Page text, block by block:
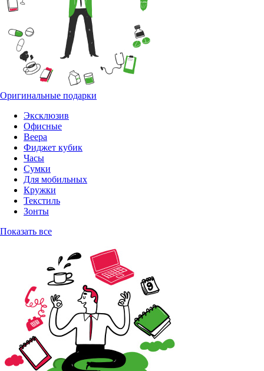
Оригинальные подарки
Эксклюзив
Офисные
Веера
Фиджет кубик
Часы
Сумки
Для мобильных
Кружки
Текстиль
Зонты
Показать все